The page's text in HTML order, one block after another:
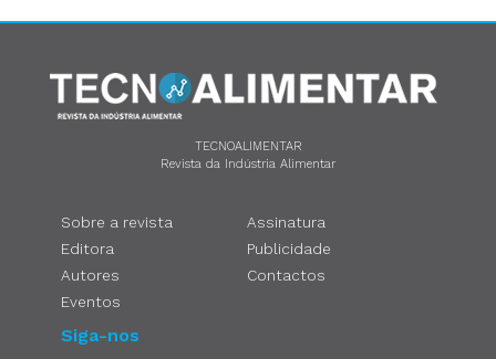
TECNOALIMENTAR
Revista da Indústria Alimentar
Sobre a revista
Editora
Autores
Eventos
Assinatura
Publicidade
Contactos
Siga-nos